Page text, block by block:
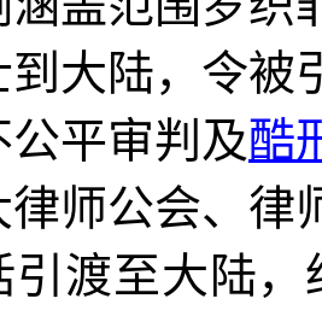
到大陆，令被
公平审判及酷
律师公会、律
引渡至大陆，